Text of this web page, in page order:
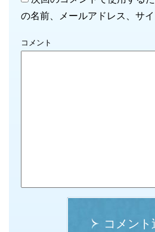
の名前、メールアドレス、サイ
コメント
コメント